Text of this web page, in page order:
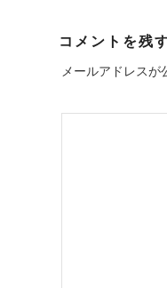
コメントを残
メールアドレスが